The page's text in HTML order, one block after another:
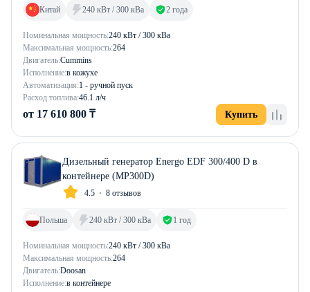
Номинальная мощность:240 кВт / 300 кВа
Максимальная мощность:264
Двигатель:Cummins
Исполнение:в кожухе
Автоматизация:1 - ручной пуск
Расход топлива:46.1 л/ч
Китай 240 кВт / 300 кВа 2 года
от 17 610 800 ₸ Купить
Дизельный генератор Energo EDF 300/400 D в
контейнере (MP300D)
4.5 8 отзывов
Номинальная мощность:240 кВт / 300 кВа
Максимальная мощность:264
Двигатель:Doosan
Исполнение:в контейнере
Польша 240 кВт / 300 кВа 1 год